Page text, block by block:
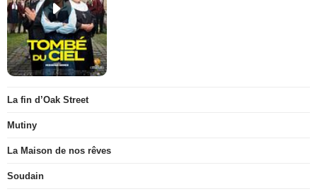
La fin d’Oak Street
Mutiny
La Maison de nos rêves
Soudain